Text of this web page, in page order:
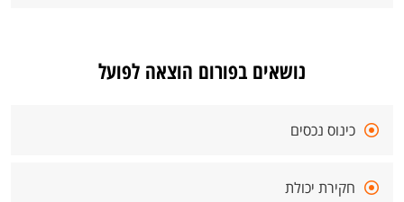
נושאים בפורום הוצאה לפועל
כינוס נכסים
חקירת יכולת